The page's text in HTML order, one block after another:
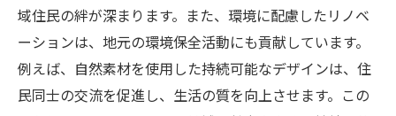
域住民の絆が深まります。また、環境に配慮したリノベ
ーションは、地元の環境保全活動にも貢献しています。
例えば、自然素材を使用した持続可能なデザインは、住
民同士の交流を促進し、生活の質を向上させます。この